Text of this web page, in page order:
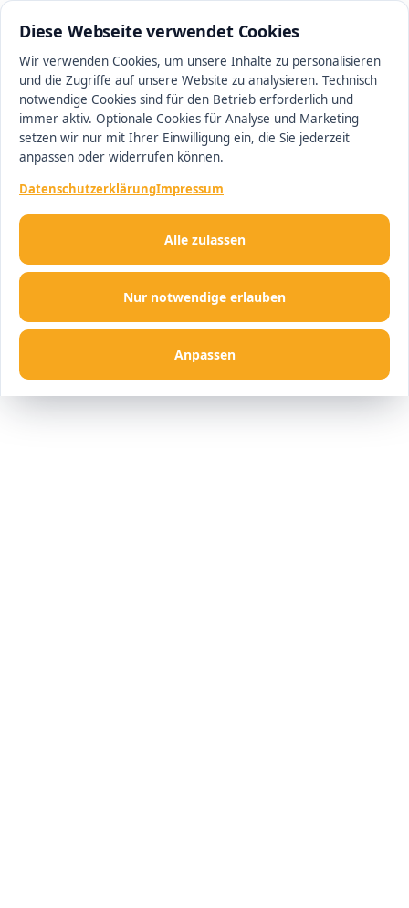
Diese Webseite verwendet Cookies
Wir verwenden Cookies, um unsere Inhalte zu personalisieren
und die Zugriffe auf unsere Website zu analysieren. Technisch
notwendige Cookies sind für den Betrieb erforderlich und
immer aktiv. Optionale Cookies für Analyse und Marketing
setzen wir nur mit Ihrer Einwilligung ein, die Sie jederzeit
anpassen oder widerrufen können.
DatenschutzerklärungImpressum
Nur notwendige erlauben
Anpassen
Alle zulassen